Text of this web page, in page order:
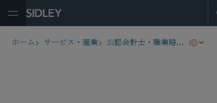
breadcrumbs
ホーム サービス・産業 公認会計士・職業賠償責任 会計